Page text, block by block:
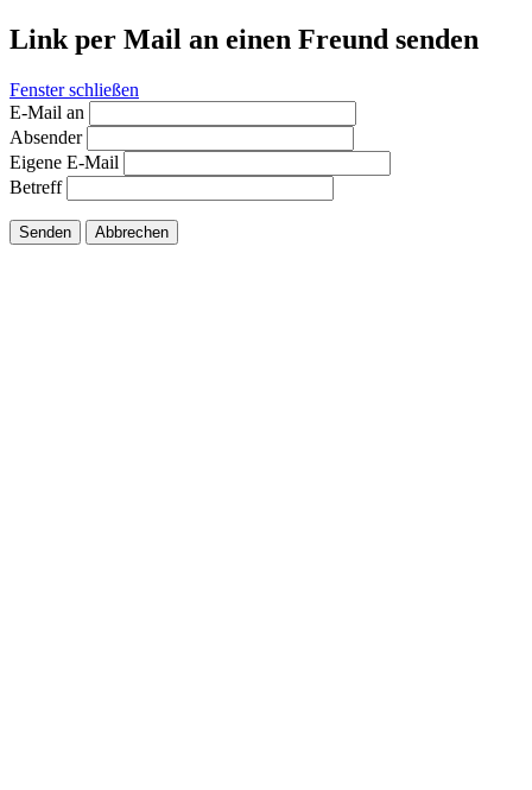
Link per Mail an einen Freund senden
Fenster schließen
E-Mail an
Absender
Eigene E-Mail
Betreff
Senden Abbrechen